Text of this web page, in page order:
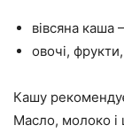
вівсяна каша
овочі,
Кашу
Масло, молоко